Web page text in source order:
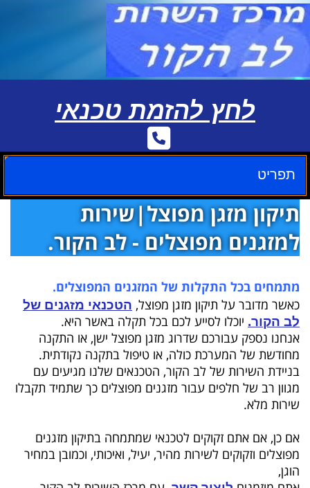
לחץ להזמת טכנאי
תפריט
תיקון מזגן מפוצל|שירות
למזגנים מפוצלים - לב הקור.
מתמחים בכל התקלות של המזגנים המפוצלים.
כאשר מדובר על תיקון מזגן מפוצל, הטכנאי מזגנים של
לב הקור. יוכלו לסייע לכם בכל תקלה באשר היא.
אנחנו נספק עבורכם שדרוג מזגן מפוצל ישן, או התקנה
מחודשת של המערכת כולה, או טיפול בתקנה נקודתית.
בניידת השירות של לב הקור, הטכנאים שלנו מגיעים עם
מגוון רב של חלפים עבור מזגנים מפוצלים כך שתמיד תקבלו
שירות מלא.
אם כן, אם אתם זקוקים לטכנאי שמתמחה בתיקון מזגנים
מפוצלים וזקוקים לשירות מהיר, יעיל, ואיכותי, וכמובן במחיר
הוגן,